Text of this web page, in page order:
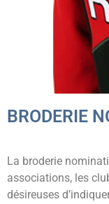
BRODERIE
La broderie
associations, les
désireuses